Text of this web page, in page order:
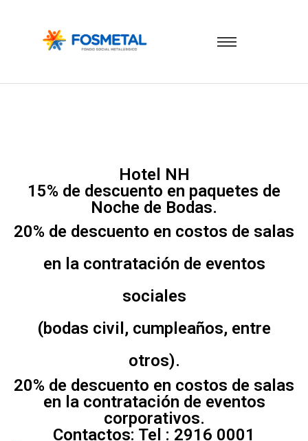
Hotel NH
15% de descuento en paquetes de
Noche de Bodas.
20% de descuento en costos de salas
en la contratación de eventos
sociales
(bodas civil, cumpleaños, entre
otros).
20% de descuento en costos de salas
en la contratación de eventos
corporativos.
Contactos: Tel : 2916 0001